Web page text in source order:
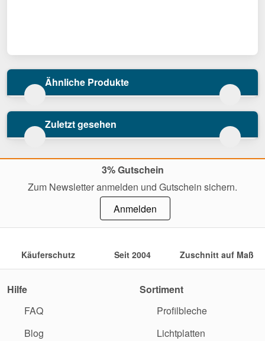
Ähnliche Produkte
Zuletzt gesehen
3% Gutschein
Zum Newsletter anmelden und Gutschein sichern.
Anmelden
Käuferschutz Seit 2004 Zuschnitt auf Maß
Hilfe
FAQ
Blog
Sortiment
Profilbleche
Lichtplatten